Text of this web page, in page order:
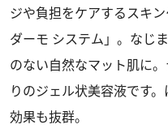
ジや負担をケアするスキ
ダーモ システム」。なじ
のない自然なマット肌に
りのジェル状美容液です
効果も抜群。